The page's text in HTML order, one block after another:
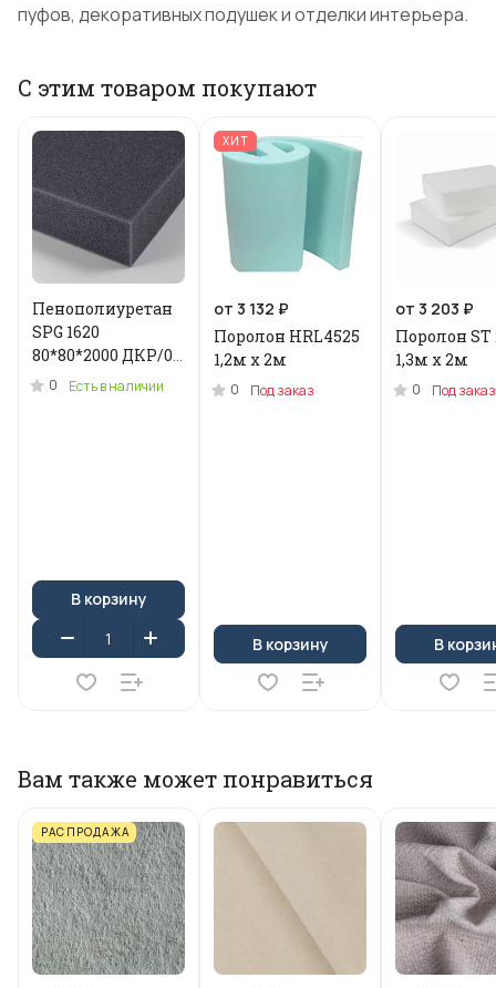
пуфов, декоративных подушек и отделки интерьера.
С этим товаром покупают
Пенополиуретан
SPG 1620
80*80*2000 ДКР/0.2
кг .N-3955U
0 Есть в наличии
В корзину
ХИТ
от 3 132 ₽
Поролон HRL4525
1,2м x 2м
0 Под заказ
В корзину
от 3 203 ₽
Поролон ST
1,3м х 2м
0 Под заказ
В
Вам также может понравиться
РАСПРОДАЖА